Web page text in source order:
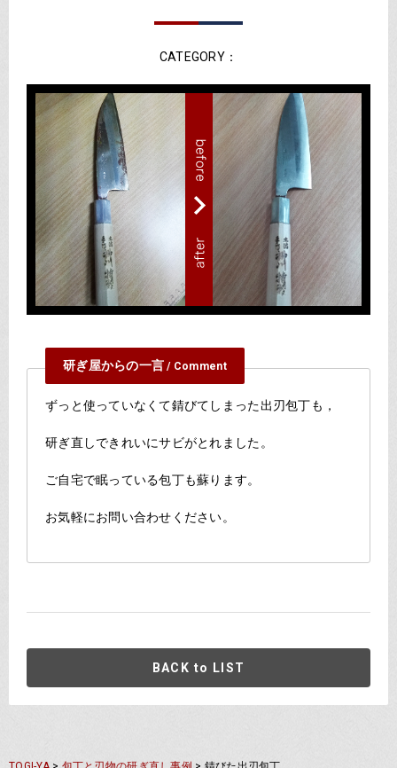
CATEGORY：
研ぎ屋からの一言/ Comment
ずっと使っていなくて錆びてしまった出刃包丁も，
研ぎ直しできれいにサビがとれました。
ご自宅で眠っている包丁も蘇ります。
お気軽にお問い合わせください。
BACK to LIST